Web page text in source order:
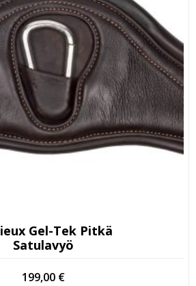
Gel-Tek Pitkä
Satulavyö
199,00 €